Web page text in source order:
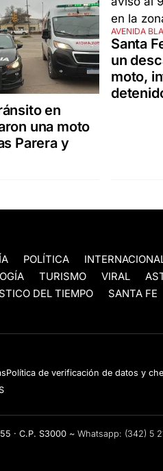
en
una moto
Parera y
AVENIDA
Santa
un
moto,
POLÍTICA
TURISMO VIRAL
DEL TIEMPO SANTA FE
Política de verificación de datos y
· C.P. S3000 ~ Whatsapp: (342) 5